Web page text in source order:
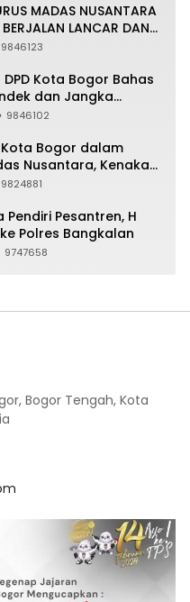
MADAS NUSANTARA
LANCAR DAN
9846123
Kota Bogor Bahas
dan Jangka
9846102
Bogor dalam
Nusantara, Kenakan
Simbol
9824881
Pendiri Pesantren, H
Polres Bangkalan
9747658
Bogor Tengah, Kota